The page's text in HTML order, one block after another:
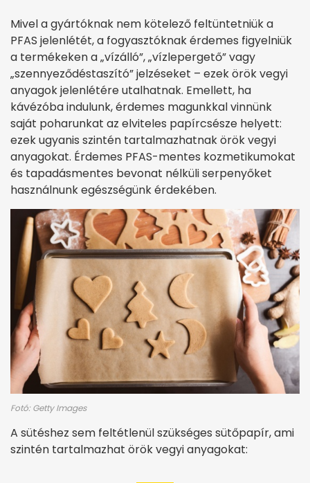
Mivel a gyártóknak nem kötelező feltüntetniük a
PFAS jelenlétét, a fogyasztóknak érdemes figyelniük
a termékeken a „vízálló”, „vízlepergető” vagy
„szennyeződéstaszító” jelzéseket – ezek örök vegyi
anyagok jelenlétére utalhatnak. Emellett, ha
kávézóba indulunk, érdemes magunkkal vinnünk
saját poharunkat az elviteles papírcsésze helyett:
ezek ugyanis szintén tartalmazhatnak örök vegyi
anyagokat. Érdemes PFAS-mentes kozmetikumokat
és tapadásmentes bevonat nélküli serpenyőket
használnunk egészségünk érdekében.
Fotó: Getty Images
A sütéshez sem feltétlenül szükséges sütőpapír, ami
szintén tartalmazhat örök vegyi anyagokat: